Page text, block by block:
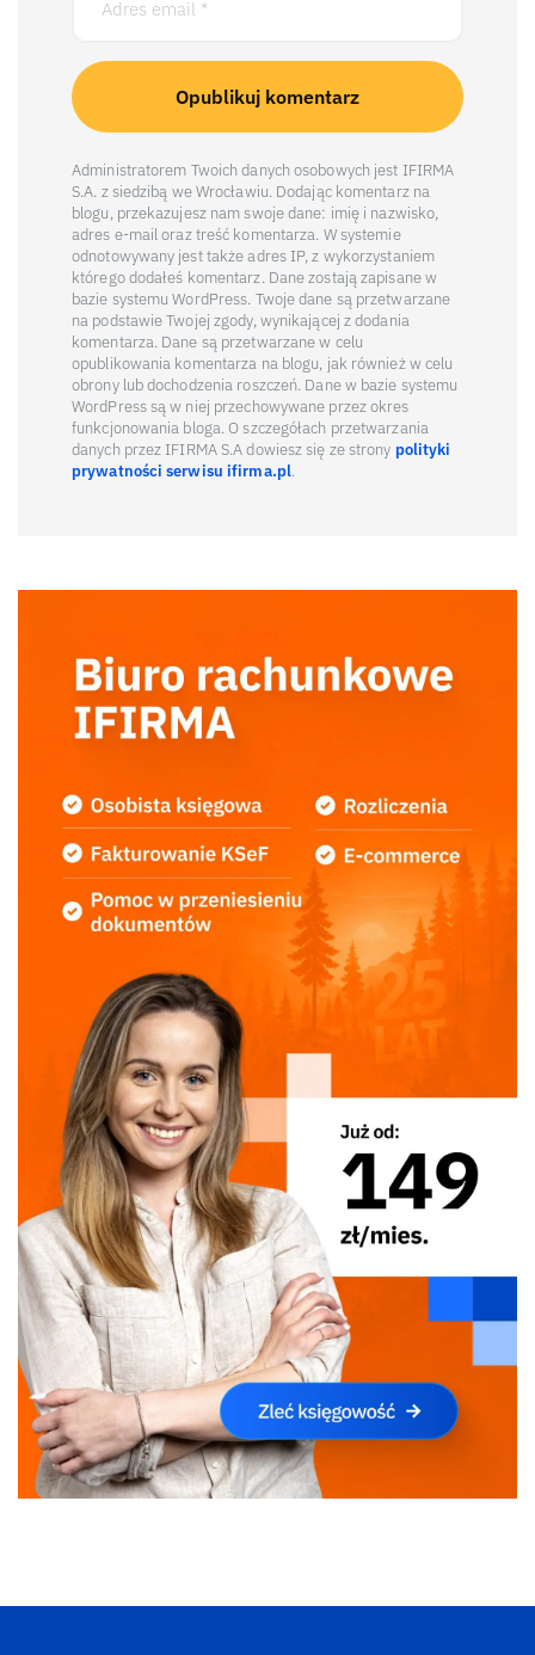
Administratorem Twoich danych osobowych jest IFIRMA
S.A. z siedzibą we Wrocławiu. Dodając komentarz na
blogu, przekazujesz nam swoje dane: imię i nazwisko,
adres e-mail oraz treść komentarza. W systemie
odnotowywany jest także adres IP, z wykorzystaniem
którego dodałeś komentarz. Dane zostają zapisane w
bazie systemu WordPress. Twoje dane są przetwarzane
na podstawie Twojej zgody, wynikającej z dodania
komentarza. Dane są przetwarzane w celu
opublikowania komentarza na blogu, jak również w celu
obrony lub dochodzenia roszczeń. Dane w bazie systemu
WordPress są w niej przechowywane przez okres
funkcjonowania bloga. O szczegółach przetwarzania
danych przez IFIRMA S.A dowiesz się ze strony polityki
prywatności serwisu ifirma.pl.